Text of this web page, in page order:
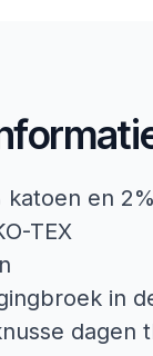
katoen en
TEX
in
dagen